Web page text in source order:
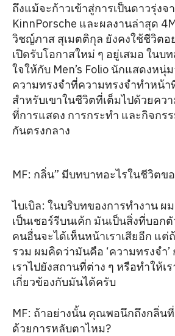
ถึงแม้จะก้าวเข้าสู่การเป็นดาวรุ่งจ
KinnPorsche และผลงานล่าสุด
วิชญ์ภาส สุเมตติกุล ยังคงใช้ชีวิตอ
เปิดรับโอกาสใหม่ ๆ อยู่เสมอ ใน
ใจให้กับ Men’s Folio นักแสดงหนุ่
ความทรงจำที่ความทรงจำทำหน้า
สำหรับเขาในชีวิตที่เต็มไปด้วยคว
ที่การแสดง การกระทำ และกิจกร
กันตรงกลาง
MF: กลิ่น” มีบทบาทอะไรในชีวิตข
ไบเบิล: ในบริบทของการทำงาน ผ
เป็นเชอร์รีบนเค้ก มันเป็นสิ่งที่บอก
คนอื่นจะได้เห็นหน้าเราเสียอีก แต่
รวม ผมคิดว่ามันคือ ‘ความทรงจำ
เราไปยังสถานที่ต่าง ๆ หรือทำให้เ
เกี่ยวข้องกับมันได้ครับ
MF: ถ้าอย่างนั้น คุณพอนึกถึงกลิ่น
ด้วยการหลับตาไหม?